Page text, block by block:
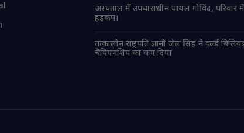
अस्पताल में उपचाराधीन घायल गोविंद, परिवार
हड़कंप।
तत्कालीन राष्ट्रपति ज्ञानी जैल सिंह ने वर्ल्ड
चैंपियनशिप का कप दिया